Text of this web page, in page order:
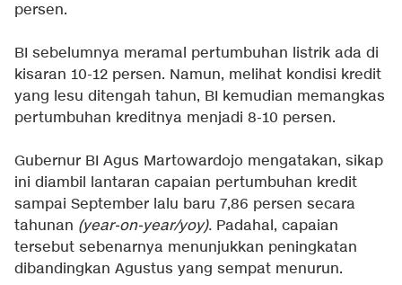
persen.
BI sebelumnya meramal pertumbuhan listrik ada di
kisaran 10-12 persen. Namun, melihat kondisi kredit
yang lesu ditengah tahun, BI kemudian memangkas
pertumbuhan kreditnya menjadi 8-10 persen.
Gubernur BI Agus Martowardojo mengatakan, sikap
ini diambil lantaran capaian pertumbuhan kredit
sampai September lalu baru 7,86 persen secara
tahunan (year-on-year/yoy). Padahal, capaian
tersebut sebenarnya menunjukkan peningkatan
dibandingkan Agustus yang sempat menurun.